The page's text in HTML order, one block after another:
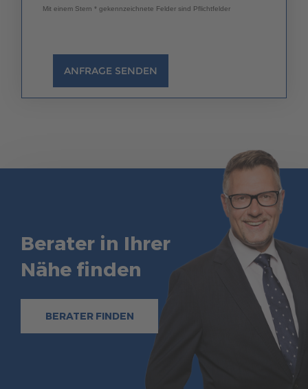
Mit einem Stern * gekennzeichnete Felder sind Pflichtfelder
ANFRAGE SENDEN
Berater in Ihrer
Nähe finden
BERATER FINDEN